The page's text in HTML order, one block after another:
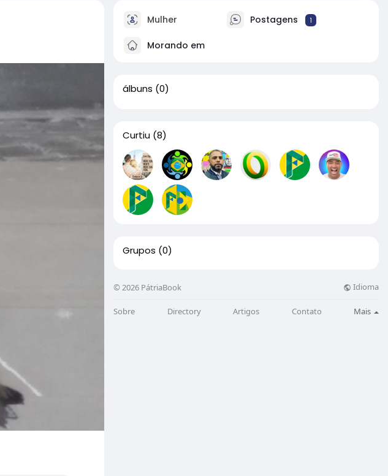
Mulher Postagens 1
Morando em
álbuns (0)
Curtiu (8)
Grupos (0)
© 2026 PátriaBook Idioma
Sobre Directory Artigos Contato Mais